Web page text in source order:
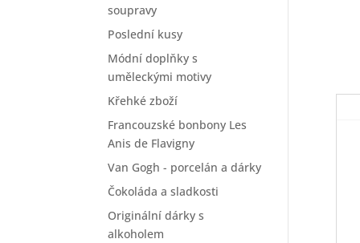
soupravy
Poslední kusy
Módní doplňky s
uměleckými motivy
Křehké zboží
Francouzské bonbony Les
Anis de Flavigny
Van Gogh - porcelán a dárky
Čokoláda a sladkosti
Originální dárky s
alkoholem